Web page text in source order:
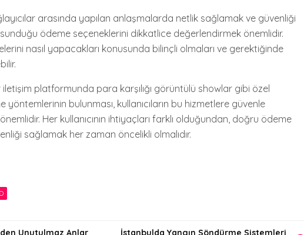
arasında yapılan anlaşmalarda netlik sağlamak ve güvenliği
ödeme seçeneklerini dikkatlice değerlendirmek önemlidir.
nasıl yapacakları konusunda bilinçli olmaları ve gerektiğinde
platformunda para karşılığı görüntülü showlar gibi özel
bulunması, kullanıcıların bu hizmetlere güvenle
Her kullanıcının ihtiyaçları farklı olduğundan, doğru ödeme
sağlamak her zaman öncelikli olmalıdır.
Unutulmaz Anlar İstanbulda Yangın Söndürme Sistemleri